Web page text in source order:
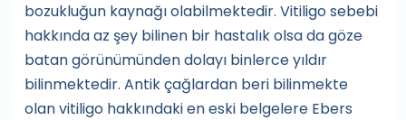
bozukluğun kaynağı olabilmektedir. Vitiligo sebebi
hakkında az şey bilinen bir hastalık olsa da göze
batan görünümünden dolayı binlerce yıldır
bilinmektedir. Antik çağlardan beri bilinmekte
olan vitiligo hakkındaki en eski belgelere Ebers